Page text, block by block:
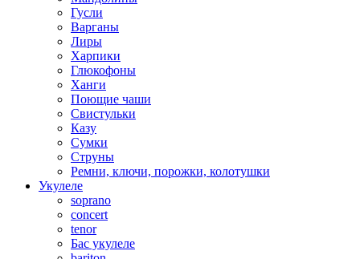
Гусли
Варганы
Лиры
Харпики
Глюкофоны
Ханги
Поющие чаши
Свистульки
Казу
Сумки
Струны
Ремни, ключи, порожки, колотушки
Укулеле
soprano
concert
tenor
Бас укулеле